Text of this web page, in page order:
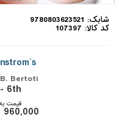
شابک: 9780803623521
کد کالا: 107397
Bertoti
6th
قیمت
960,000